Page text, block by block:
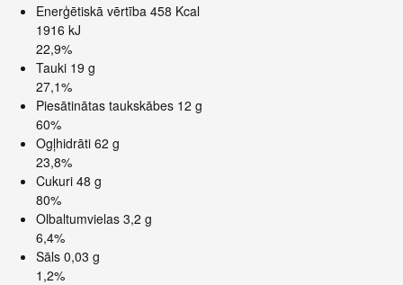
Enerģētiskā vērtība 458 Kcal
1916 kJ
22,9%
Tauki 19 g
27,1%
Piesātinātas taukskābes 12 g
60%
Ogļhidrāti 62 g
23,8%
Cukuri 48 g
80%
Olbaltumvielas 3,2 g
6,4%
Sāls 0,03 g
1,2%